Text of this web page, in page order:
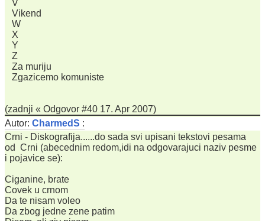
V
Vikend
W
X
Y
Z
Za muriju
Zgazicemo komuniste
(zadnji « Odgovor #40 17. Apr 2007)
Autor: CharmedS :
Crni - Diskografija......do sada svi upisani tekstovi pesama
od Crni (abecednim redom,idi na odgovarajuci naziv pesme
i pojavice se):
Ciganine, brate
Covek u crnom
Da te nisam voleo
Da zbog jedne zene patim